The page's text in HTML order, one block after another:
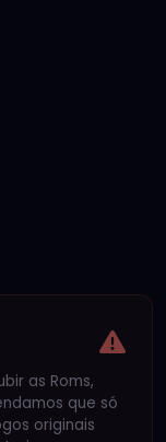
as Roms,
que só
originais